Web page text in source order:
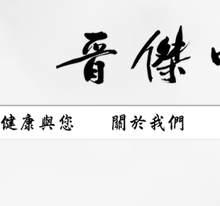
健康與您 關於我們